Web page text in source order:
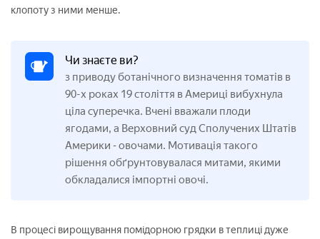
клопоту з ними менше.
Чи знаєте ви?
з приводу ботанічного визначення томатів в
90-х роках 19 століття в Америці вибухнула
ціла суперечка. Вчені вважали плоди
ягодами, а Верховний суд Сполучених Штатів
Америки -овочами. Мотивація такого
рішення обґрунтовувалася митами, якими
обкладалися імпортні овочі.
В процесі вирощування помідорною грядки в теплиці дуже